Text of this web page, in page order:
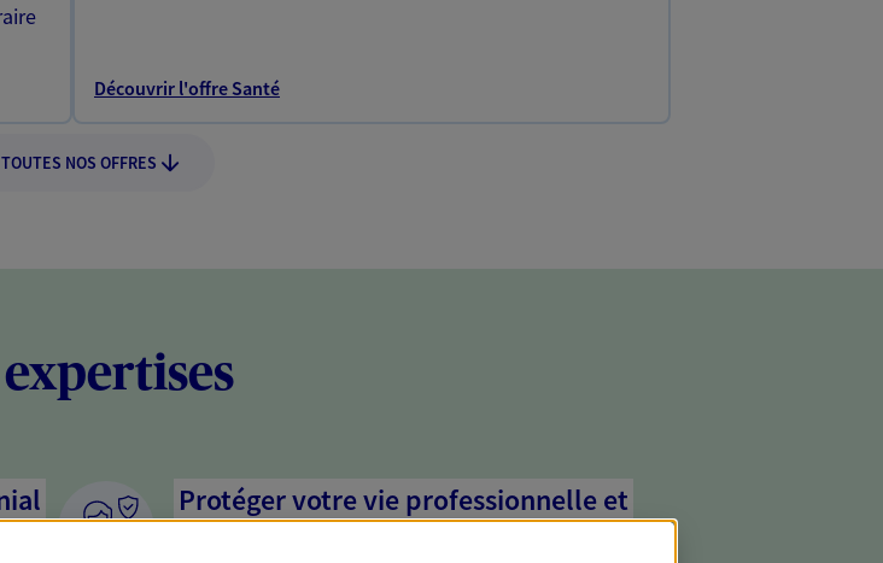
Découvrir l'offre Santé
NOS OFFRES
expertises
Protéger votre vie professionnelle et